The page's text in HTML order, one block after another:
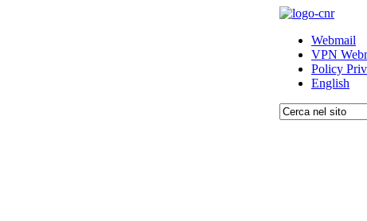
Webmail
VPN
Policy
English